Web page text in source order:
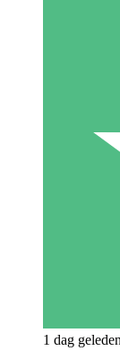
1 dag geleden